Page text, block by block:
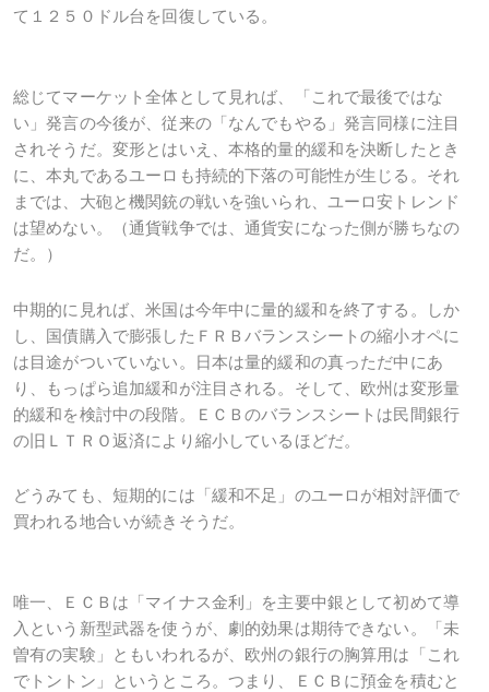
て１２５０ドル台を回復している。
総じてマーケット全体として見れば、「これで最後ではな
い」発言の今後が、従来の「なんでもやる」発言同様に注目
されそうだ。変形とはいえ、本格的量的緩和を決断したとき
に、本丸であるユーロも持続的下落の可能性が生じる。それ
までは、大砲と機関銃の戦いを強いられ、ユーロ安トレンド
は望めない。（通貨戦争では、通貨安になった側が勝ちなの
だ。）
中期的に見れば、米国は今年中に量的緩和を終了する。しか
し、国債購入で膨張したＦＲＢバランスシートの縮小オペに
は目途がついていない。日本は量的緩和の真っただ中にあ
り、もっぱら追加緩和が注目される。そして、欧州は変形量
的緩和を検討中の段階。ＥＣＢのバランスシートは民間銀行
の旧ＬＴＲＯ返済により縮小しているほどだ。
どうみても、短期的には「緩和不足」のユーロが相対評価で
買われる地合いが続きそうだ。
唯一、ＥＣＢは「マイナス金利」を主要中銀として初めて導
入という新型武器を使うが、劇的効果は期待できない。「未
曽有の実験」ともいわれるが、欧州の銀行の胸算用は「これ
でトントン」というところ。つまり、ＥＣＢに預金を積むと